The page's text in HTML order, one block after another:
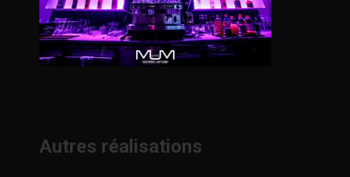
Autres réalisations